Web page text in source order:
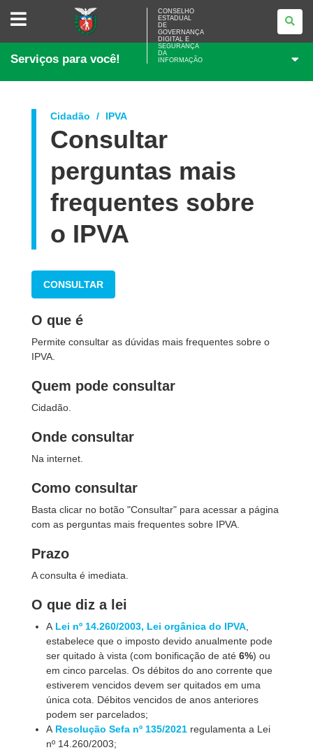
CONSELHO
ESTADUAL
GOVERNANÇA
E
DA
CONSELHO
ESTADUAL
DE
GOVERNANÇA
DIGITAL E
SEGURANÇA
DA
INFORMAÇÃO
Serviços para você!
Cidadão IPVA
Consultar
perguntas mais
frequentes sobre
o IPVA
CONSULTAR
O que é
Permite consultar as dúvidas mais frequentes sobre o
IPVA.
Quem pode consultar
Cidadão.
Onde consultar
Na internet.
Como consultar
Basta clicar no botão "Consultar" para acessar a página
com as perguntas mais frequentes sobre IPVA.
Prazo
A consulta é imediata.
O que diz a lei
A Lei nº 14.260/2003, Lei orgânica do IPVA
estabelece que o imposto devido anualmente pode
ser quitado à vista (com bonificação de até 6%) ou
em cinco parcelas. Os débitos do ano corrente que
estiverem vencidos devem ser quitados em uma
única cota. Débitos vencidos de anos anteriores
podem ser parcelados;
A Resolução Sefa nº 135/2021 regulamenta a Lei
nº 14.260/2003;